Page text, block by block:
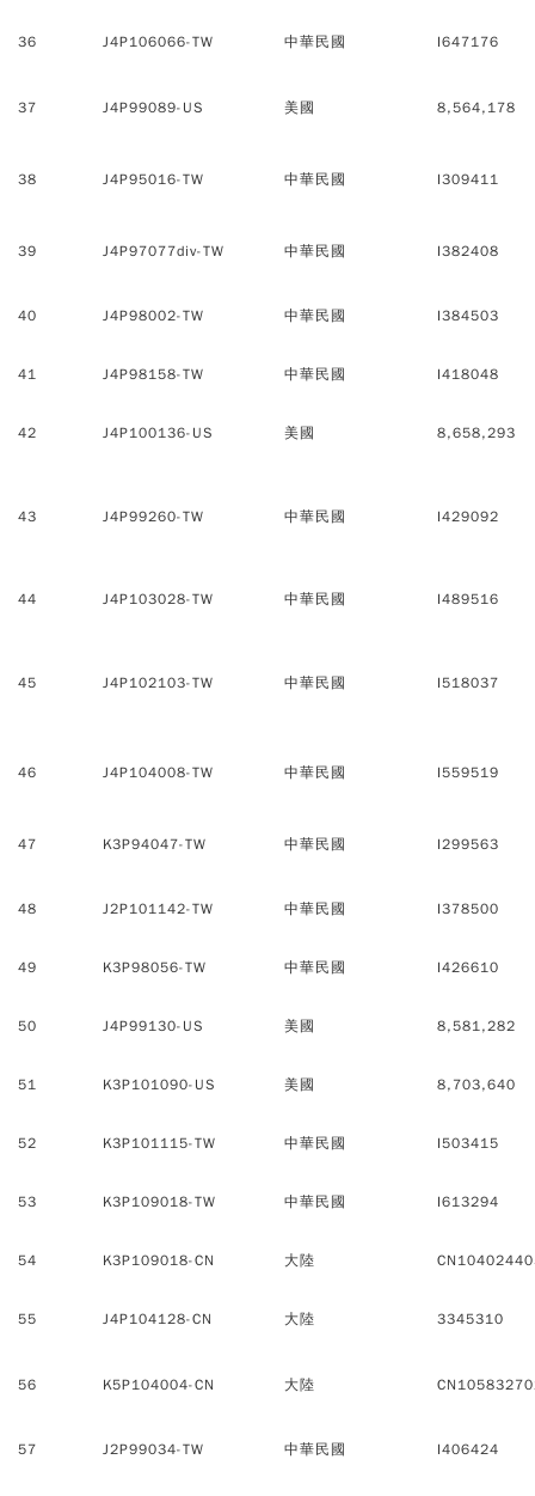
36 J4P106066-TW 中華民國 I647176
37 J4P99089-US 美國 8,564,178
38 J4P95016-TW 中華民國 I309411
39 J4P97077div-TW 中華民國 I382408
40 J4P98002-TW 中華民國 I384503
41 J4P98158-TW 中華民國 I418048
42 J4P100136-US 美國 8,658,293
43 J4P99260-TW 中華民國 I429092
44 J4P103028-TW 中華民國 I489516
45 J4P102103-TW 中華民國 I518037
46 J4P104008-TW 中華民國 I559519
47 K3P94047-TW 中華民國 I299563
48 J2P101142-TW 中華民國 I378500
49 K3P98056-TW 中華民國 I426610
50 J4P99130-US 美國 8,581,282
51 K3P101090-US 美國 8,703,640
52 K3P101115-TW 中華民國 I503415
53 K3P109018-TW 中華民國 I613294
54 K3P109018-CN 大陸
55 J4P104128-CN 大陸 3345310
56 K5P104004-CN 大陸
57 J2P99034-TW 中華民國 I406424